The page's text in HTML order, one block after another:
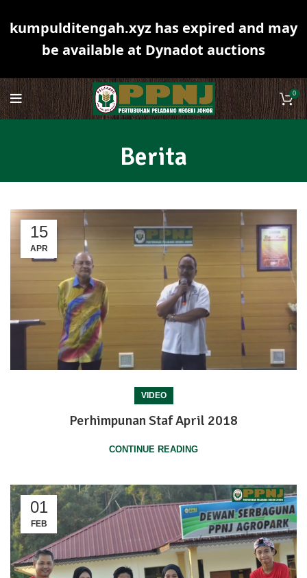
0
Berita
15
APR
VIDEO
Perhimpunan Staf April 2018
CONTINUE READING
01
FEB
kumpulditengah.xyz has expired and may
be available at Dynadot auctions